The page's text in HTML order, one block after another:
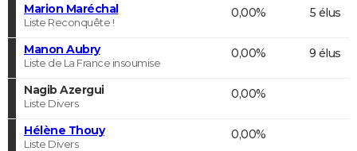
Marion Maréchal
Liste Reconquête !
0,00% 5 élus
Manon Aubry
Liste de La France insoumise
0,00% 9 élus
Nagib Azergui
Liste Divers
0,00%
Hélène Thouy
Liste Divers
0,00%